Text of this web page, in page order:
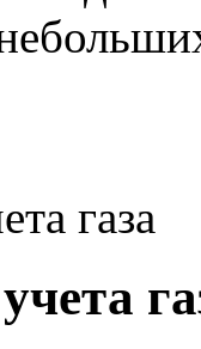
газа